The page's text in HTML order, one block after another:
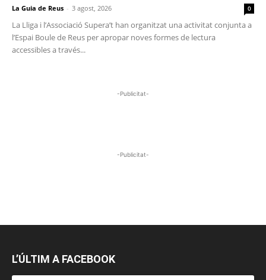
La Guia de Reus - 3 agost, 2026 0
La Lliga i l’Associació Supera’t han organitzat una activitat conjunta a
l’Espai Boule de Reus per apropar noves formes de lectura
accessibles a través...
-Publicitat-
-Publicitat-
L’ÚLTIM A FACEBOOK